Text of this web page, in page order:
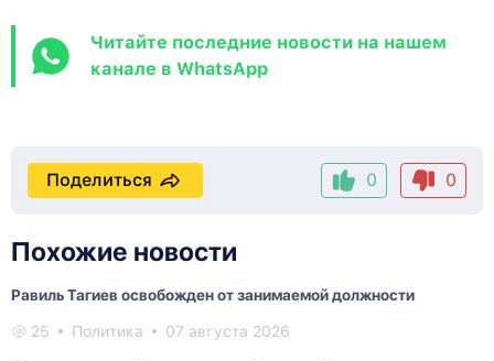
Читайте последние новости на нашем
канале в WhatsApp
0 0
Поделиться
Похожие новости
Равиль Тагиев освобожден от занимаемой должности
25 Политика 07 августа 2026